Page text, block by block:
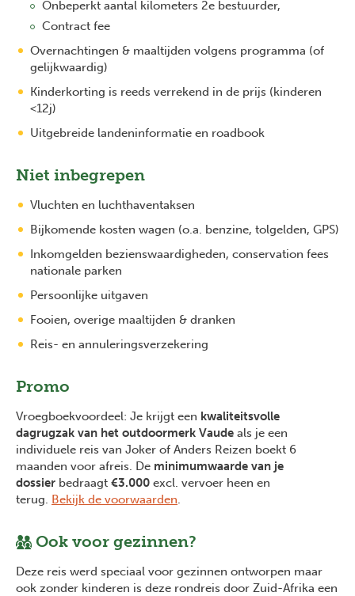
Onbeperkt aantal kilometers 2e bestuurder,
Contract fee
Overnachtingen & maaltijden volgens programma (of
gelijkwaardig)
Kinderkorting is reeds verrekend in de prijs (kinderen
<12j)
Uitgebreide landeninformatie en roadbook
Niet inbegrepen
Vluchten en luchthaventaksen
Bijkomende kosten wagen (o.a. benzine, tolgelden, GPS)
Inkomgelden bezienswaardigheden, conservation fees
nationale parken
Persoonlijke uitgaven
Fooien, overige maaltijden & dranken
Reis- en annuleringsverzekering
Promo
Vroegboekvoordeel: Je krijgt een kwaliteitsvolle
dagrugzak van het outdoormerk Vaude als je een
individuele reis van Joker of Anders Reizen boekt 6
maanden voor afreis. De minimumwaarde van je
dossier bedraagt €3.000 excl. vervoer heen en
terug. Bekijk de voorwaarden.
Ook voor gezinnen?
Deze reis werd speciaal voor gezinnen ontworpen maar
ook zonder kinderen is deze rondreis door Zuid-Afrika een